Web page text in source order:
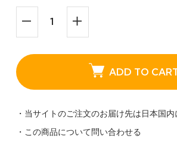
ADD TO
・当サイトのご注文のお届け先は日本国
・この商品について問い合わせる